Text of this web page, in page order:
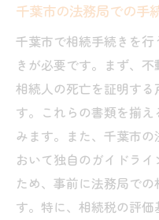
市役所での確
必要な書類を
市役所での相
訪問前に知っ
市役所での手
注意すべき市
相続に関する千葉
千葉市独自の
千葉市の法務局での手
千葉市で相続手続きを
きが必要です。まず、
相続人の死亡を証明す
す。これらの書類を揃
みます。また、千葉市
おいて独自のガイドラ
ため、事前に法務局で
す。特に、相続税の評